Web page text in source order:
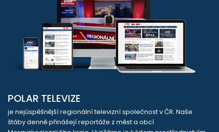
POLAR TELEVIZE
je nejúspěšnější regionální televizní společnost v ČR. Naše
štáby denně přinášejí reportáže z měst a obcí